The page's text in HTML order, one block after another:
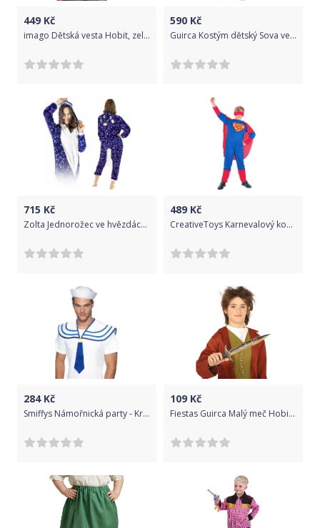
449 Kč
imago Dětská vesta Hobit, zelená, velikost 134/140
590 Kč
Guirca Kostým dětský Sova vel T1
715 Kč
Zolta Jednorožec ve hvězdách KIGURUMI ONESIE TEPLÁKY PYŽAMO KOMBINÉZA KIGU S
489 Kč
CreativeToys Karnevalový kostým Super hrdina A
284Kč
Smiffys Námořnická party - Kravata s límcem námořnická
109 Kč
Fiestas Guirca Malý meč Hobit 39cm